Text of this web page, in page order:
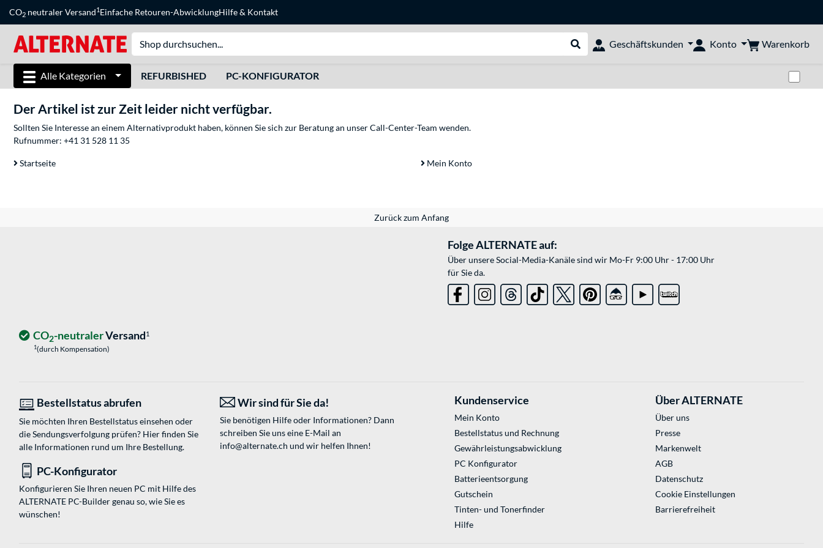
CO2 neutraler Versand1Einfache Retouren-AbwicklungHilfe& Kontakt
Suche durchführen
Geschäftskunden Konto Warenkorb
Alle Kategorien REFURBISHED PC-KONFIGURATOR
Der Artikel ist zur Zeit leider nicht verfügbar.
Sollten Sie Interesse an einem Alternativprodukt haben, können Sie sich zur Beratung an unser Call-Center-Team wenden.
Rufnummer: +41 31 528 11 35
Startseite Mein Konto
Zurück zum Anfang
Folge ALTERNATE auf:
Über unsere Social-Media-Kanäle sind wir Mo-Fr 9:00 Uhr - 17:00 Uhr
für Sie da.
CO2-neutralerVersand1
1(durch Kompensation)
Bestellstatus abrufen
Sie möchten Ihren Bestellstatus einsehen oder
die Sendungsverfolgung prüfen? Hier finden Sie
alle Informationen rund um Ihre Bestellung.
Wir sind für Sie da!
Sie benötigen Hilfe oder Informationen? Dann
schreiben Sie uns eine E-Mail an
info@alternate.ch und wir helfen Ihnen!
PC-Konfigurator
Konfigurieren Sie Ihren neuen PC mit Hilfe des
ALTERNATE PC-Builder genau so, wie Sie es
wünschen!
Kundenservice
Mein Konto
Bestellstatus und Rechnung
Gewährleistungsabwicklung
PC Konfigurator
Batterieentsorgung
Gutschein
Tinten- und Tonerfinder
Hilfe
Über ALTERNATE
Über uns
Presse
Markenwelt
AGB
Datenschutz
Cookie Einstellungen
Barrierefreiheit